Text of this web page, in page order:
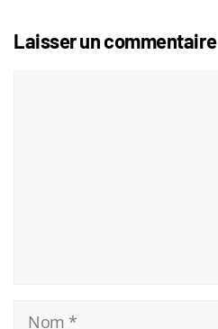
Laisser un commentaire
Nom